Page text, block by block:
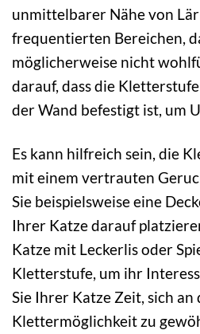
unmittelbarer Nähe von
frequentierten Bereichen,
möglicherweise nicht
darauf, dass die
der Wand befestigt ist, um
Es kann hilfreich sein, die
mit einem vertrauten
Sie beispielsweise eine
Ihrer Katze darauf
Katze mit Leckerlis oder
Kletterstufe, um ihr
Sie Ihrer Katze Zeit, sich an
Klettermöglichkeit zu